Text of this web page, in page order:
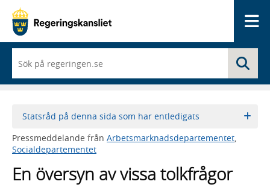
du
börjar
skriva
framträder
lista
med
sökförslag
Statsråd på denna sida som har entledigats
Pressmeddelande från Arbetsmarknadsdepartementet
Socialdepartementet
En översyn av vissa tolkfrågor